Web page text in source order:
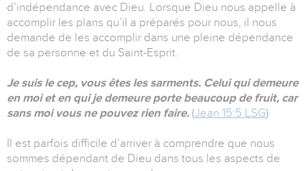
d’indépendance avec Dieu. Lorsque Dieu nous appelle à
accomplir les plans qu’il a préparés pour nous, il nous
demande de les accomplir dans une pleine dépendance
de sa personne et du Saint-Esprit.
Je suis le cep, vous êtes les sarments. Celui qui demeure
en moi et en qui je demeure porte beaucoup de fruit, car
sans moi vous ne pouvez rien faire. (Jean 15:5 LSG)
Il est parfois difficile d’arriver à comprendre que nous
sommes dépendant de Dieu dans tous les aspects de